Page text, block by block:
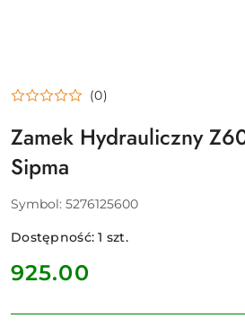
(0)
Zamek Hydrauliczny
Sipma
Symbol: 5276125600
Dostępność:1 szt.
cena:
925.00